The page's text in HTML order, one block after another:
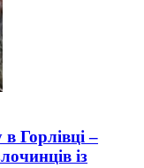
Горлівці –
із